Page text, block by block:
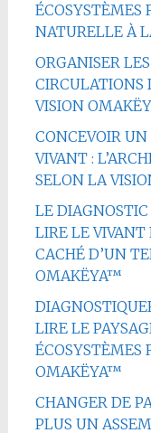
ÉCOSYSTÈMES
NATURELLE À
ORGANISER
CIRCULATIONS
VISION
CONCEVOIR
VIVANT :
SELON LA
LE
LIRE LE VIVANT
CACHÉ D’UN
OMAKËYA™
LIRE LE
OMAKËYA™
CHANGER DE
PLUS UN